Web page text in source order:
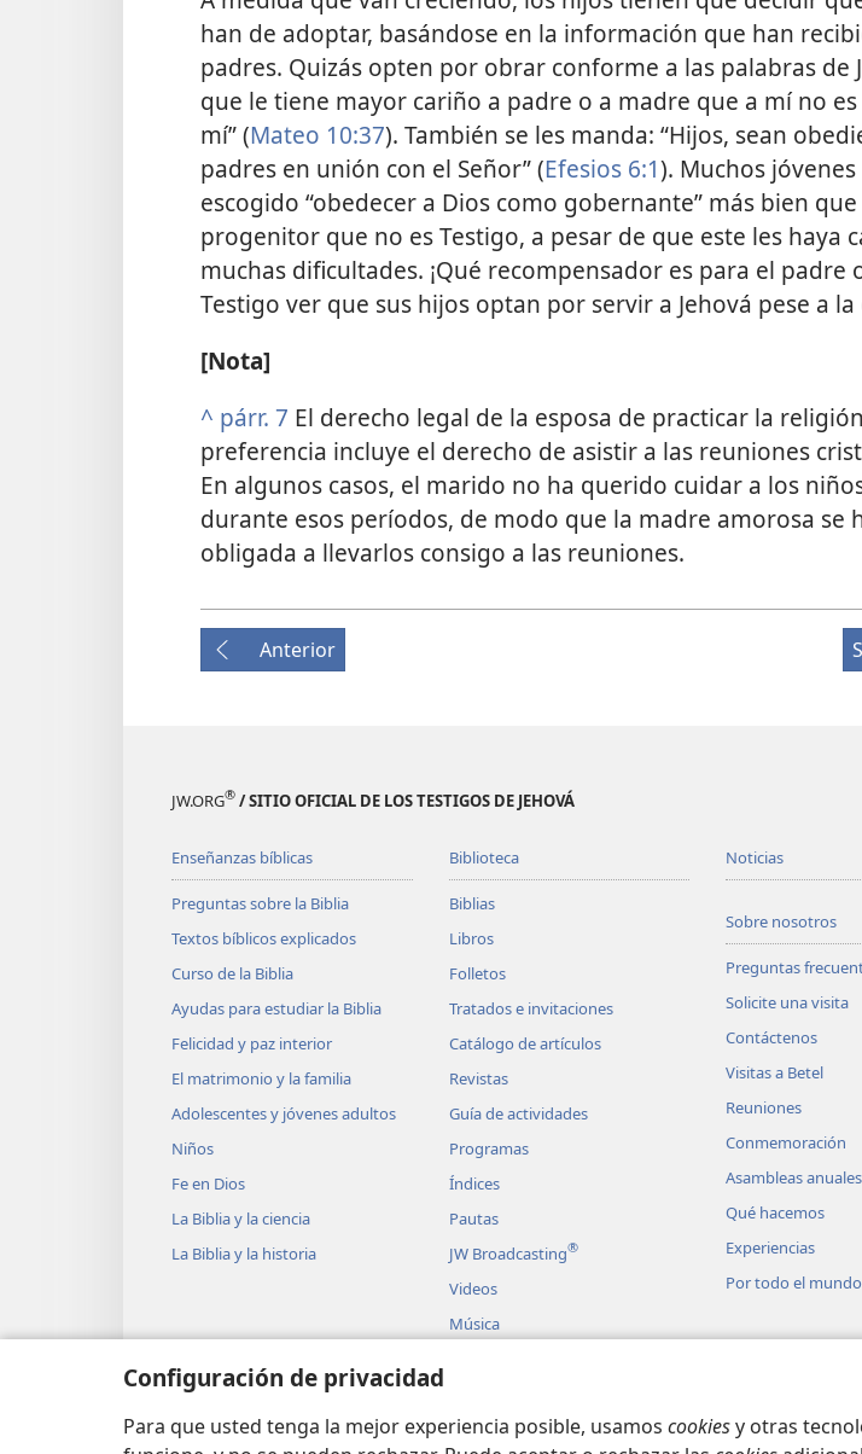
Configuración de privacidad
Para que usted tenga la mejor experiencia posible, usamos cookiesy otras
han de adoptar, basándose en la información que han
padres. Quizás opten por obrar conforme a las palabras de
que le tiene mayor cariño a padre o a madre que a mí no
mí” (Mateo 10:37). También se les manda: “Hijos, sean
padres en unión con el Señor” (Efesios 6:1). Muchos
escogido “obedecer a Dios como gobernante” más bien que
progenitor que no es Testigo, a pesar de que este les haya
muchas dificultades. ¡Qué recompensador es para el padre
Testigo ver que sus hijos optan por servir a Jehová pese a
[Nota]
^ párr. 7 El derecho legal de la esposa de practicar la
preferencia incluye el derecho de asistir a las reuniones
En algunos casos, el marido no ha querido cuidar a los
durante esos períodos, de modo que la madre amorosa se
obligada a llevarlos consigo a las reuniones.
Anterior
JW.ORG® / SITIO OFICIAL DE LOS TESTIGOS DE JEHOVÁ
Enseñanzas bíblicas
Preguntas sobre la Biblia
Textos bíblicos explicados
Curso de la Biblia
Ayudas para estudiar la Biblia
Felicidad y paz interior
El matrimonio y la familia
Adolescentes y jóvenes adultos
Niños
Fe en Dios
La Biblia y la ciencia
La Biblia y la historia
Biblioteca
Biblias
Libros
Folletos
Tratados e invitaciones
Catálogo de artículos
Revistas
Guía de actividades
Programas
Índices
Pautas
JW Broadcasting®
Videos
Música
Biblia
Noticias
Sobre nosotros
Preguntas
Solicite una visita
Contáctenos
Visitas a Betel
Reuniones
Conmemoración
Asambleas anuales
Qué hacemos
Experiencias
Por todo el mundo